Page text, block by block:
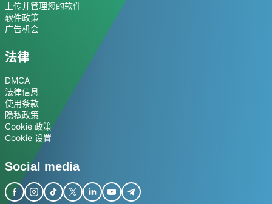
上传并管理您的软件
软件政策
广告机会
法律
DMCA
法律信息
使用条款
隐私政策
Cookie 政策
Cookie 设置
Social media